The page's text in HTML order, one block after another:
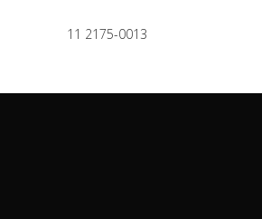
11 2175-0013